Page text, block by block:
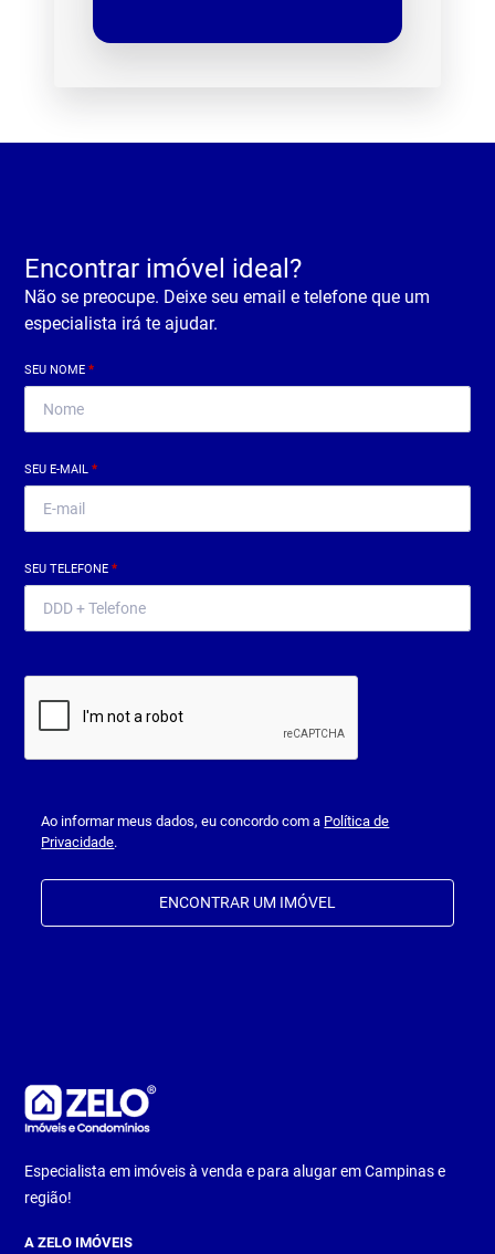
Encontrar imóvel ideal?
Não se preocupe. Deixe seu email e telefone que um
especialista irá te ajudar.
SEU NOME*
SEU E-MAIL*
SEU TELEFONE*
Ao informar meus dados, eu concordo com a Política de
Privacidade.
ENCONTRAR UM IMÓVEL
Especialista em imóveis à venda e para alugar em Campinas e
região!
A ZELO IMÓVEIS